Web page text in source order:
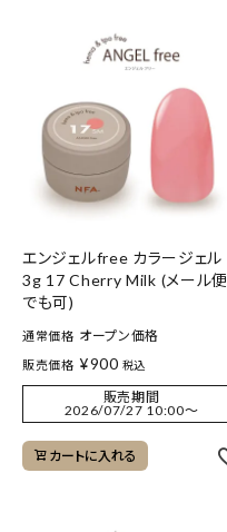
エンジェルfree カラージェル
3g 17 Cherry Milk (メール便
でも可)
通常価格 オープン価格
販売価格 ¥900 税込
販売期間
2026/07/27 10:00〜
カートに入れる